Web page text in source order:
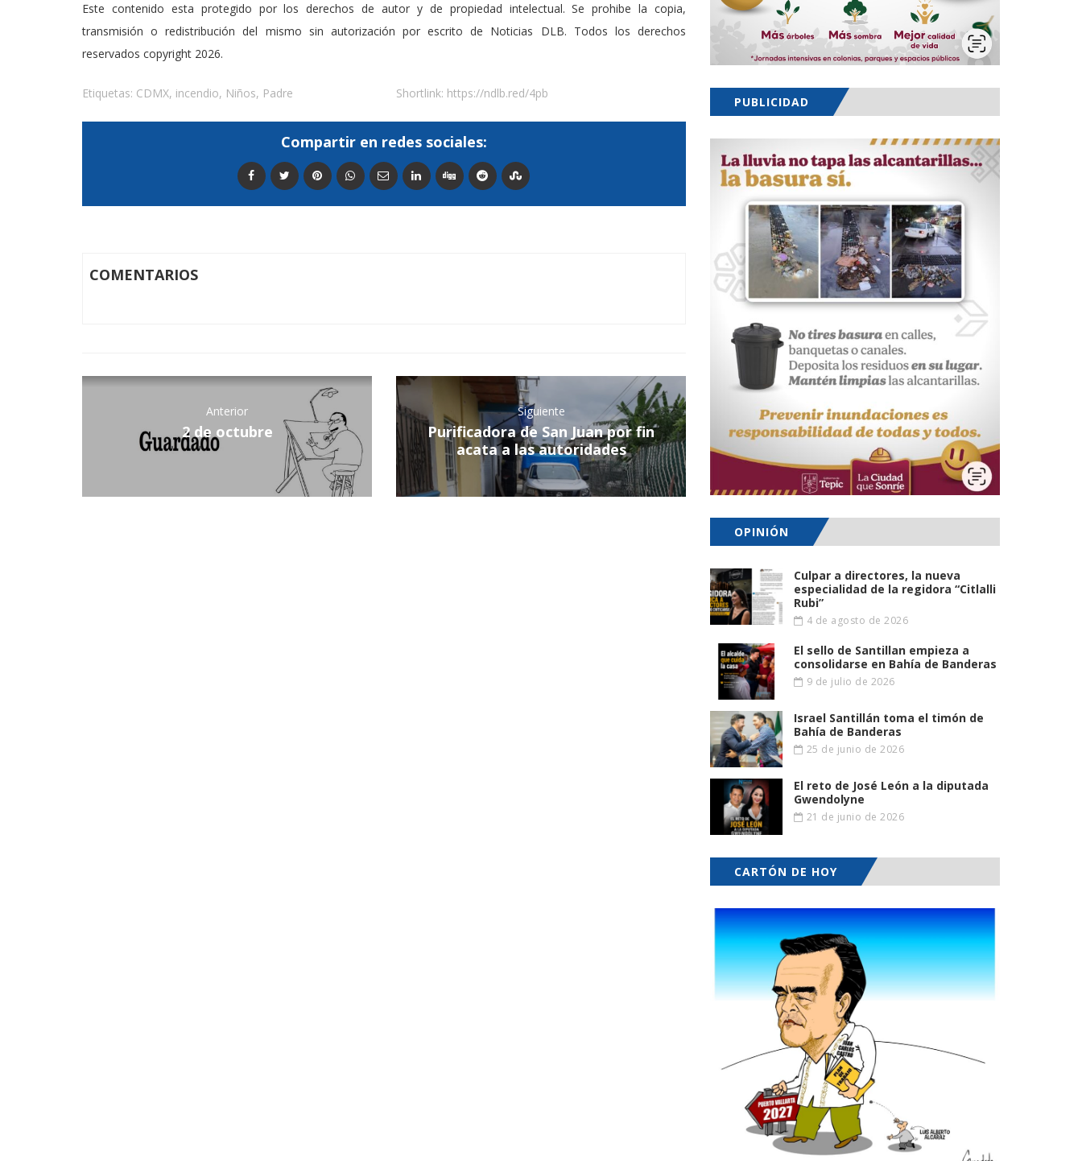
Este contenido esta protegido por los derechos de autor y de propiedad intelectual. Se prohibe la copia,
transmisión o redistribución del mismo sin autorización por escrito de Noticias DLB. Todos los derechos
reservados copyright 2026.
Etiquetas: CDMX, incendio, Niños, Padre Shortlink: https://ndlb.red/4pb
Compartir en redes sociales:
COMENTARIOS
Anterior
2 de octubre
Siguiente
Purificadora de San Juan por fin
acata a las autoridades
PUBLICIDAD
OPINIÓN
Culpar a directores, la nueva
especialidad de la regidora “Citlalli
Rubi”
4 de agosto de 2026
El sello de Santillan empieza a
consolidarse en Bahía de Banderas
9 de julio de 2026
Israel Santillán toma el timón de
Bahía de Banderas
25 de junio de 2026
El reto de José León a la diputada
Gwendolyne
21 de junio de 2026
CARTÓN DE HOY